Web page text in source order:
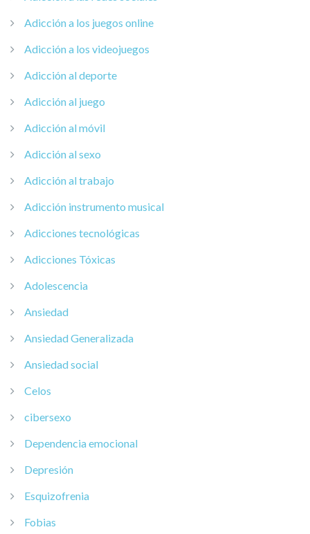
Adicción a los juegos online
Adicción a los videojuegos
Adicción al deporte
Adicción al juego
Adicción al móvil
Adicción al sexo
Adicción al trabajo
Adicción instrumento musical
Adicciones tecnológicas
Adicciones Tóxicas
Adolescencia
Ansiedad
Ansiedad Generalizada
Ansiedad social
Celos
cibersexo
Dependencia emocional
Depresión
Esquizofrenia
Fobias